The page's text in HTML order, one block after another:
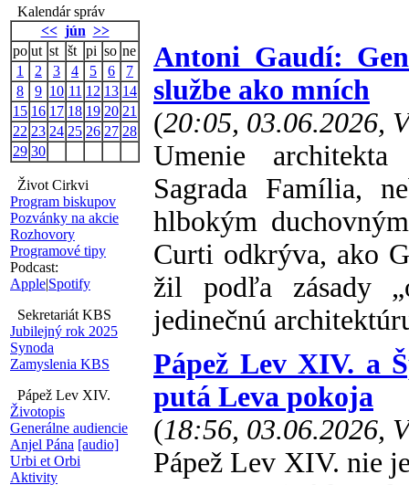
Kalendár správ
<< jún >>
po ut st št pi so ne
1
2 3 4 5 6
7
8
9 10 11 12 13 14
15 16 17 18 19 20 21
22 23 24 25 26 27 28
29 30
Život Cirkvi
Program biskupov
Pozvánky na akcie
Rozhovory
Programové tipy
Podcast:
Apple|Spotify
Sekretariát KBS
Jubilejný rok 2025
Synoda
Zamyslenia KBS
Pápež Lev XIV.
Životopis
Generálne audiencie
Anjel Pána [audio]
Urbi et Orbi
Aktivity
Antoni Gaudí:
službe ako mních
(20:05, 03.06.2026,
Umenie
Sagrada Família,
hlbokým
Curti odkrýva, ako
žil podľa zásady
jedinečnú
Pápež Lev XIV. a
putá Leva pokoja
(18:56, 03.06.2026,
Pápež Lev XIV. nie